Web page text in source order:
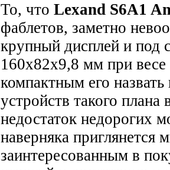
То, что Lexand S6A1
фаблетов, заметно
крупный дисплей и под
160х82х9,8 мм при весе
компактным его
устройств такого
недостаток недорогих
наверняка приглянется
заинтересованным в